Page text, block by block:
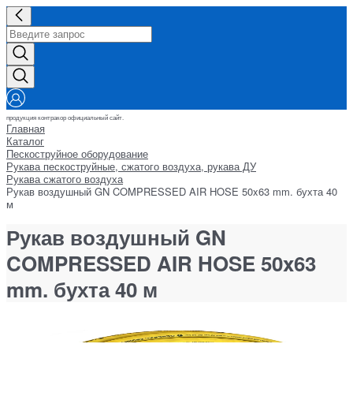
продукция контракор официальный сайт.
Главная
Каталог
Пескоструйное оборудование
Рукава пескоструйные, сжатого воздуха, рукава ДУ
Рукава сжатого воздуха
Рукав воздушный GN COMPRESSED AIR HOSE 50x63 mm. бухта 40
м
Рукав воздушный GN
COMPRESSED AIR HOSE 50x63
mm. бухта 40 м